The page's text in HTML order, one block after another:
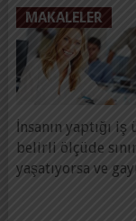
MAKALELER
İnsanın yaptığı
belirli ölçüde
yaşatıyorsa ve